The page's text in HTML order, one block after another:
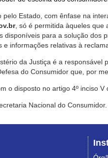
Estado, com ênfase na
, só é permitida àqueles que
disponíveis para a solução
informações relativas à
da Justiça é a responsável
do Consumidor que, por
o disposto no artigo 4º inciso
Nacional do Consumidor.